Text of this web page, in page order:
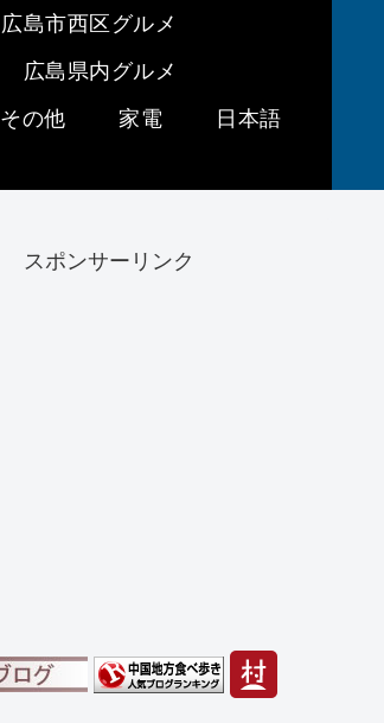
広島市西区グルメ
広島県内グルメ
その他 家電
日本語
スポンサーリンク